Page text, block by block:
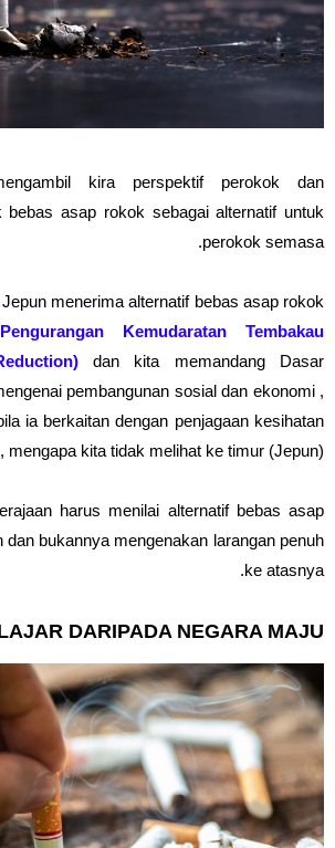
kira perspektif perokok dan
bebas asap rokok sebagai alternatif untuk
perokok semasa.
menerima alternatif bebas asap rokok
Kemudaratan Tembakau
dan kita memandang Dasar
pembangunan sosial dan ekonomi ,
ia berkaitan dengan penjagaan kesihatan
mengapa kita tidak melihat ke timur (Jepun)?
harus menilai alternatif bebas asap
dan bukannya mengenakan larangan penuh
ke atasnya.
DARIPADA NEGARA MAJU